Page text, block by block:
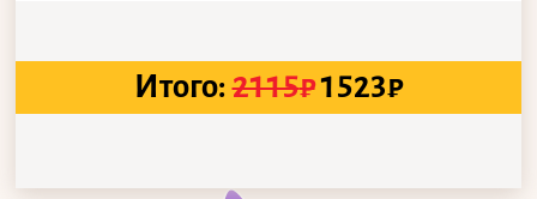
Итого: 2115₽1523₽